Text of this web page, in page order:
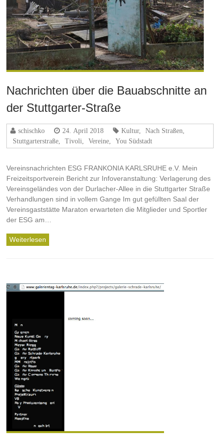
Nachrichten über die Bauabschnitte an
der Stuttgarter-Straße
schischko 24. April 2018 Kultur, Nach Straßen
Stuttgarterstraße
Tivoli Vereine You Südstadt
Vereinsnachrichten ESG FRANKONIA KARLSRUHE e.V. Mein
Freizeitsportverein Bericht zur Infoveranstaltung: Verlagerung des
Vereinsgeländes von der Durlacher-Allee in die Stuttgarter Straße
Verhandlungen sind in vollem Gange Im gut gefüllten Saal der
Vereinsgaststätte Maraton erwarteten die Mitglieder und Sportler
der ESG am…
Weiterlesen